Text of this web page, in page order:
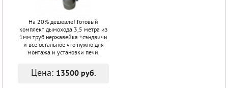
На 20% дешевле! Готовый
комплект дымохода 3,5 метра из
1мм труб нержавейка +сэндвичи
и все остальное что нужно для
монтажа и установки печи.
Цена: 13500 руб.